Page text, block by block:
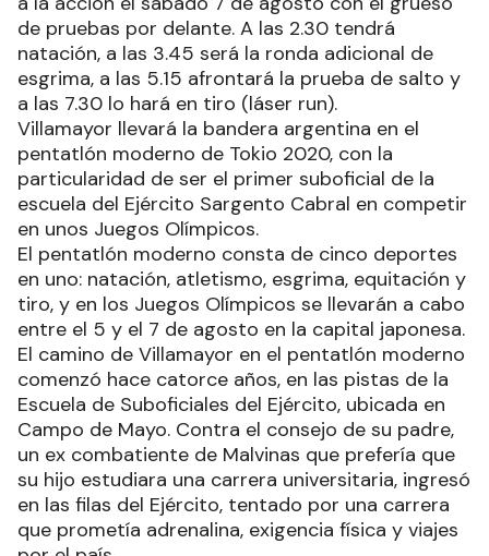
de pruebas por delante. A las 2.30 tendrá
natación, a las 3.45 será la ronda adicional de
esgrima, a las 5.15 afrontará la prueba de salto y
a las 7.30 lo hará en tiro (láser run).
Villamayor llevará la bandera argentina en el
pentatlón moderno de Tokio 2020, con la
particularidad de ser el primer suboficial de la
escuela del Ejército Sargento Cabral en competir
en unos Juegos Olímpicos.
El pentatlón moderno consta de cinco deportes
en uno: natación, atletismo, esgrima, equitación y
tiro, y en los Juegos Olímpicos se llevarán a cabo
entre el 5 y el 7 de agosto en la capital japonesa.
El camino de Villamayor en el pentatlón moderno
comenzó hace catorce años, en las pistas de la
Escuela de Suboficiales del Ejército, ubicada en
Campo de Mayo. Contra el consejo de su padre,
un ex combatiente de Malvinas que prefería que
su hijo estudiara una carrera universitaria, ingresó
en las filas del Ejército, tentado por una carrera
que prometía adrenalina, exigencia física y viajes